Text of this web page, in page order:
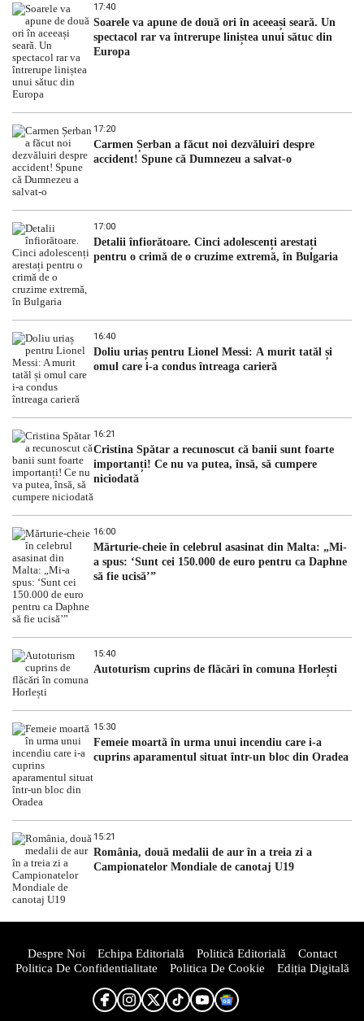
17:40
Soarele va apune de două ori în aceeași seară. Un
spectacol rar va întrerupe liniștea unui sătuc din
Europa
17:20
Carmen Șerban a făcut noi dezvăluiri despre
accident! Spune că Dumnezeu a salvat-o
17:00
Detalii înfiorătoare. Cinci adolescenți arestați
pentru o crimă de o cruzime extremă, în Bulgaria
16:40
Doliu uriaș pentru Lionel Messi: A murit tatăl și
omul care i-a condus întreaga carieră
16:21
Cristina Spătar a recunoscut că banii sunt foarte
importanți! Ce nu va putea, însă, să cumpere
niciodată
16:00
Mărturie-cheie în celebrul asasinat din Malta: „Mi-
a spus: ‘Sunt cei 150.000 de euro pentru ca Daphne
să fie ucisă’”
15:40
Autoturism cuprins de flăcări în comuna Horlești
15:30
Femeie moartă în urma unui incendiu care i-a
cuprins aparamentul situat într-un bloc din Oradea
15:21
România, două medalii de aur în a treia zi a
Campionatelor Mondiale de canotaj U19
Despre Noi Echipa Editorială Politică Editorială
Contact
Politica De Confidentialitate
Politica De Cookie Ediția Digitală